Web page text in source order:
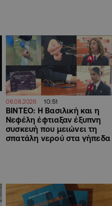
08.08.2026 10:51
ΒΙΝΤΕΟ: Η Βασιλική και η
Νεφέλη έφτιαξαν έξυπνη
συσκευή που μειώνει τη
σπατάλη νερού στα γήπεδα